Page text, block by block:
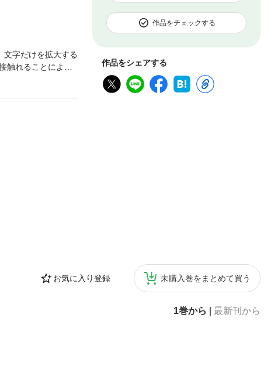
作品をチェックする
作品をシェアする
お気に入り登録 未購入巻をまとめて買う
1巻から 最新刊から
字だけを拡大する
触れることによ
伝える。